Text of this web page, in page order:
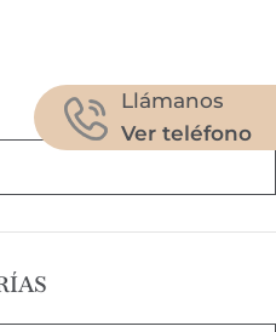
Llámanos
Ver teléfono